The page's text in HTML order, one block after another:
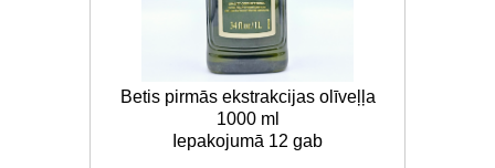
Betis pirmās ekstrakcijas olīveļļa
1000 ml
Iepakojumā 12 gab